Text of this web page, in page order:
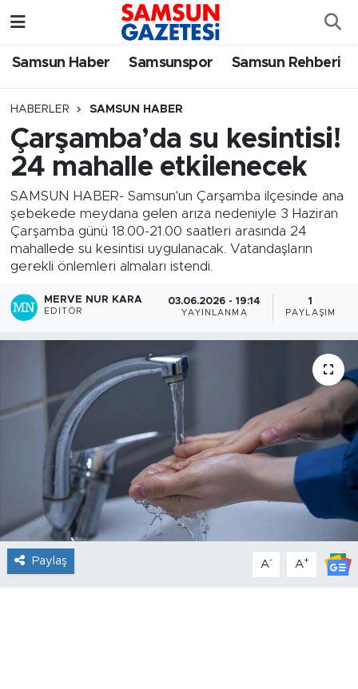
Samsun Haber Samsunspor Samsun Rehberi
HABERLER SAMSUN HABER
Çarşamba’da su kesintisi!
24 mahalle etkilenecek
SAMSUN HABER- Samsun'un Çarşamba ilçesinde ana
şebekede meydana gelen arıza nedeniyle 3 Haziran
Çarşamba günü 18.00-21.00 saatleri arasında 24
mahallede su kesintisi uygulanacak. Vatandaşların
gerekli önlemleri almaları istendi.
MERVE NUR KARA
EDITÖR
03.06.2026 - 19:14
YAYINLANMA
1
PAYLAŞIM
Paylaş A- A+
Samsun Haber
Samsun Rehberi
Samsun Nöbetçi Eczaneler
SAMSUN Namaz Vakitleri
Süper Lig Puan Durumu ve Fikstür
Tüm Manşetler
Son Dakika Haberleri